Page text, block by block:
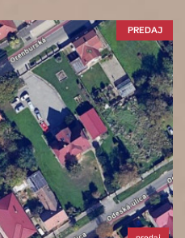
PREDAJ